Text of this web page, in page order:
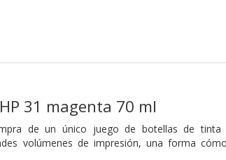
31 magenta 70 ml
de un único juego de botellas de
volúmenes de impresión, una forma